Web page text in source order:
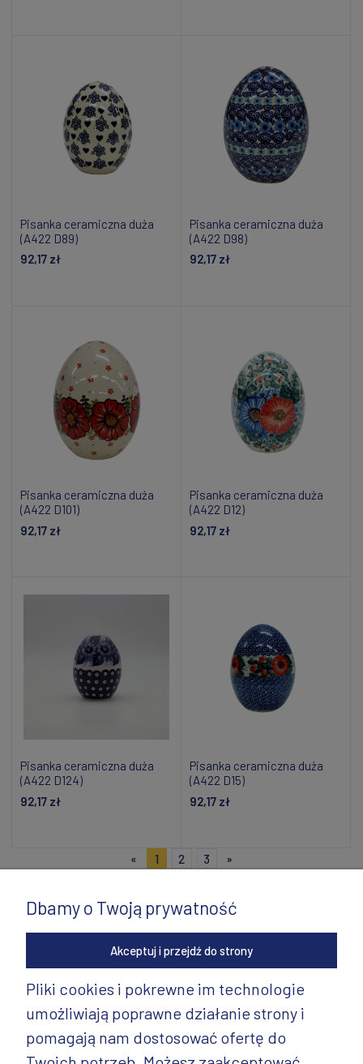
Pisanka ceramiczna duża
(A422 D89)
92,17 zł
Pisanka ceramiczna duża
(A422 D98)
92,17 zł
Pisanka ceramiczna duża
(A422 D101)
92,17 zł
Pisanka ceramiczna duża
(A422 D12)
92,17 zł
Pisanka ceramiczna duża
(A422 D124)
92,17 zł
Pisanka ceramiczna duża
(A422 D15)
92,17 zł
«
1 2 3 »
INFORMACJE
Dbamy o Twoją prywatność
Akceptuj i przejdź do strony
Pliki cookies i pokrewne im technologie
umożliwiają poprawne działanie strony i
pomagają nam dostosować ofertę do